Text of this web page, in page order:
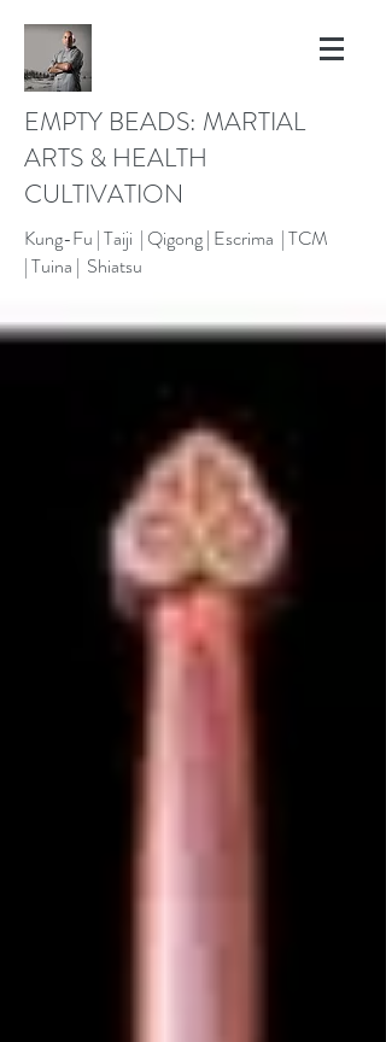
EMPTY BEADS: MARTIAL
ARTS & HEALTH
CULTIVATION
Kung-Fu |Taiji | Qigong | Escrima |TCM
|Tuina | Shiatsu